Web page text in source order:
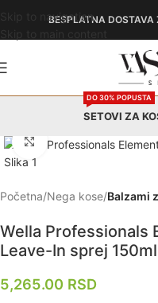
Skip to navigationBESPLATNA DOSTAVA
SETOVI ZA
DO 30% POPUSTA
Zumiraj
Početna Nega kose Balzami
Wella Professionals
Leave-In sprej 150ml
5,265.00 RSD